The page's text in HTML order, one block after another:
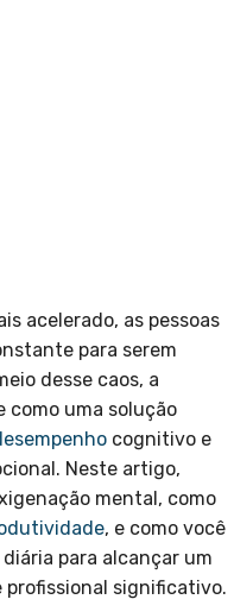
acelerado, as pessoas
para serem
desse caos, a
como uma solução
cognitivo e
Neste artigo,
mental, como
, e como você
para alcançar um
profissional significativo.